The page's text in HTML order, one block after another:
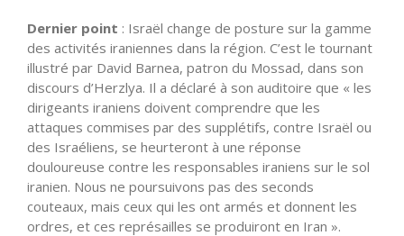
Dernier point : Israël change de posture sur la gamme
des activités iraniennes dans la région. C’est le tournant
illustré par David Barnea, patron du Mossad, dans son
discours d’Herzlya. Il a déclaré à son auditoire que « les
dirigeants iraniens doivent comprendre que les
attaques commises par des supplétifs, contre Israël ou
des Israéliens, se heurteront à une réponse
douloureuse contre les responsables iraniens sur le sol
iranien. Nous ne poursuivons pas des seconds
couteaux, mais ceux qui les ont armés et donnent les
ordres, et ces représailles se produiront en Iran ».